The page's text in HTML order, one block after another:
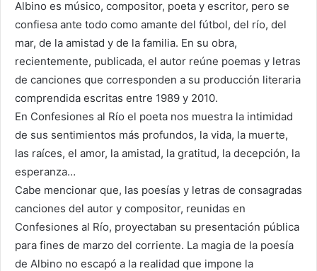
Albino es músico, compositor, poeta y escritor, pero se
confiesa ante todo como amante del fútbol, del río, del
mar, de la amistad y de la familia. En su obra,
recientemente, publicada, el autor reúne poemas y letras
de canciones que corresponden a su producción literaria
comprendida escritas entre 1989 y 2010.
En Confesiones al Río el poeta nos muestra la intimidad
de sus sentimientos más profundos, la vida, la muerte,
las raíces, el amor, la amistad, la gratitud, la decepción, la
esperanza…
Cabe mencionar que, las poesías y letras de consagradas
canciones del autor y compositor, reunidas en
Confesiones al Río, proyectaban su presentación pública
para fines de marzo del corriente. La magia de la poesía
de Albino no escapó a la realidad que impone la